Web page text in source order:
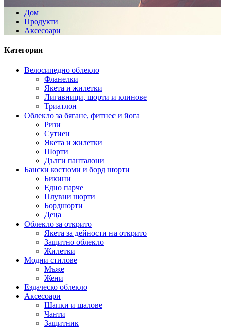
Дом
Продукти
Аксесоари
Категории
Велосипедно облекло
Фланелки
Якета и жилетки
Лигавници, шорти и клинове
Триатлон
Облекло за бягане, фитнес и йога
Ризи
Сутиен
Якета и жилетки
Шорти
Дълги панталони
Бански костюми и борд шорти
Бикини
Едно парче
Плувни шорти
Бордшорти
Деца
Облекло за открито
Якета за дейности на открито
Защитно облекло
Жилетки
Модни стилове
Мъже
Жени
Ездаческо облекло
Аксесоари
Шапки и шалове
Чанти
Защитник